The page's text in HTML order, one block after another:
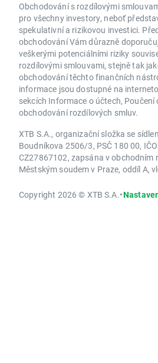
Obchodování s rozdílovými
pro všechny investory, neboť
spekulativní a rizikovou investici.
obchodování Vám důrazně
veškerými potenciálními riziky
rozdílovými smlouvami, stejně tak
obchodování těchto finančních
informace jsou dostupné na
sekcích Informace o účtech,
obchodování rozdílových smluv.
XTB S.A., organizační složka se
Boudníkova 2506/3, PSČ 180 00,
CZ27867102, zapsána v obchodním
Městským soudem v Praze, oddíl A,
Copyright 2026 © XTB S.A.•